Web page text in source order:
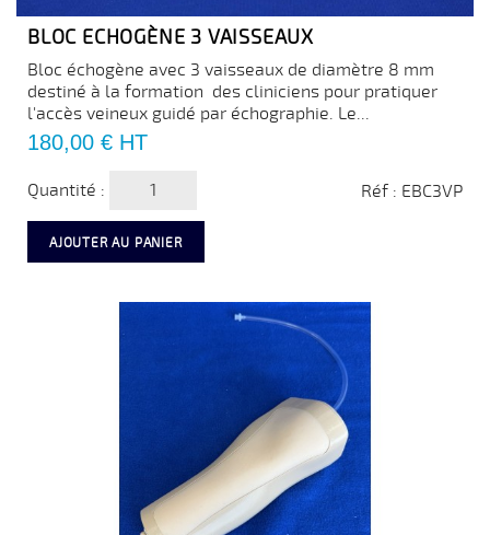
BLOC ECHOGÈNE 3 VAISSEAUX
Bloc échogène avec 3 vaisseaux de diamètre 8 mm
destiné à la formation des cliniciens pour pratiquer
l'accès veineux guidé par échographie. Le...
Prix
180,00 € HT
Quantité : Réf : EBC3VP
AJOUTER AU PANIER